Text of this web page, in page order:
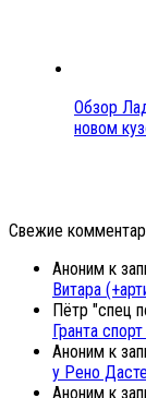
Обзор
новом
Свежие
Аноним к
Витара
Пётр "спец
Гранта
Аноним к
у Рено
Аноним к